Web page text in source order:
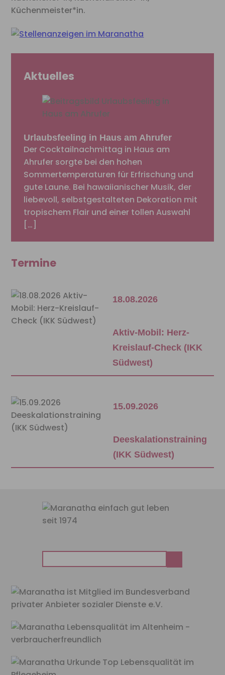
Küchenmeister*in.
Aktuelles
Urlaubsfeeling in Haus am Ahrufer
Der Cocktailnachmittag in Haus am
Ahrufer sorgte bei den hohen
Sommertemperaturen für Erfrischung und
gute Laune. Bei hawaiianischer Musik, der
liebevoll, selbstgestalteten Dekoration mit
tropischem Flair und einer tollen Auswahl
[…]
Termine
18.08.2026
Aktiv-Mobil: Herz-
Kreislauf-Check (IKK
Südwest)
15.09.2026
Deeskalationstraining
(IKK Südwest)
nach: